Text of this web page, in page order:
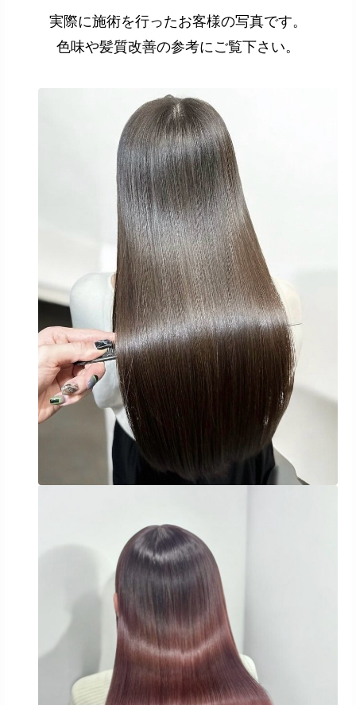
実際に施術を行ったお客様の写真です。
色味や髪質改善の参考にご覧下さい。